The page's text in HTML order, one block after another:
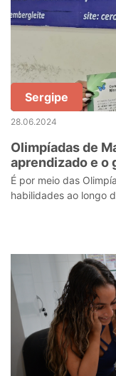
Sergipe
28.06.2024
Olimpíadas de
aprendizado e o
É por meio das
habilidades ao longo